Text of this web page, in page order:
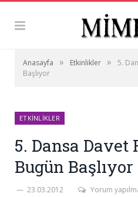
Anasayfa » Etkinlikler »
5.
Başlıyor
ETKINLIKLER
5. Dansa Davet
Bugün Başlıyor
23.03.2012 Yorum